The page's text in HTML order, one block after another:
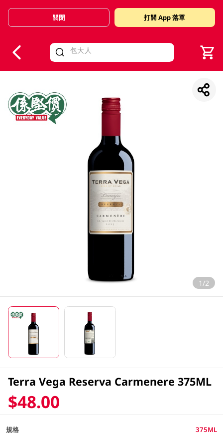
Valid Until 30 June 2026
關閉 打開 App 落單
1/2
Terra Vega Reserva Carmenere 375ML
$48.00
規格 375ML